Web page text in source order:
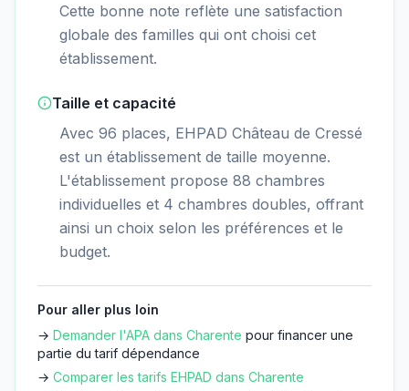
Cette bonne note reflète une satisfaction
globale des familles qui ont choisi cet
établissement.
Taille et capacité
Avec 96 places, EHPAD Château de Cressé
est un établissement de taille moyenne.
L'établissement propose 88 chambres
individuelles et 4 chambres doubles, offrant
ainsi un choix selon les préférences et le
budget.
Pour aller plus loin
→ Demander l'APA dans Charente pour financer une
partie du tarif dépendance
→ Comparer les tarifs EHPAD dans Charente